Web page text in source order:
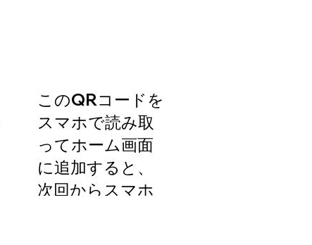
​このQRコードを
スマホで読み取
ってホーム画面
に追加すると、
次回からスマホ